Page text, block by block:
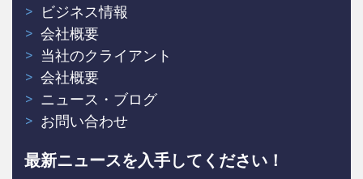
ビジネス情報
会社概要
当社のクライアント
会社概要
ニュース・ブログ
お問い合わせ
最新ニュースを入手してください！